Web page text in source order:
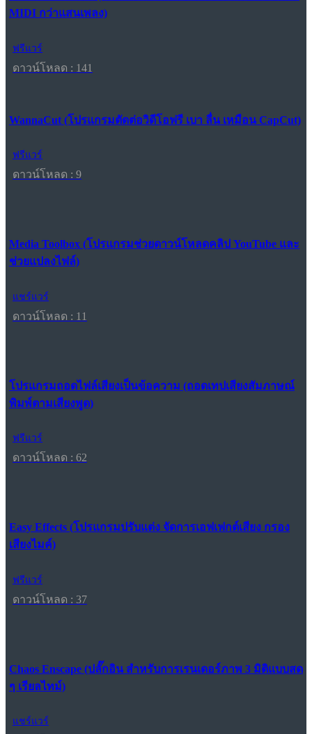
MIDI กว่าแสนเพลง)
ฟรีแวร์
ดาวน์โหลด : 141
WannaCut (โปรแกรมตัดต่อวิดีโอฟรี เบา ลื่น เหมือน CapCut)
ฟรีแวร์
ดาวน์โหลด : 9
Media Toolbox (โปรแกรมช่วยดาวน์โหลดคลิป YouTube และ
ช่วยแปลงไฟล์)
แชร์แวร์
ดาวน์โหลด : 11
โปรแกรมถอดไฟล์เสียงเป็นข้อความ (ถอดเทปเสียงสัมภาษณ์
พิมพ์ตามเสียงพูด)
ฟรีแวร์
ดาวน์โหลด : 62
Easy Effects (โปรแกรมปรับแต่ง จัดการเอฟเฟกต์เสียง กรอง
เสียงไมค์)
ฟรีแวร์
ดาวน์โหลด : 37
Chaos Enscape (ปลั๊กอิน สำหรับการเรนเดอร์ภาพ 3 มิติแบบสด
ๆ เรียลไทม์)
แชร์แวร์